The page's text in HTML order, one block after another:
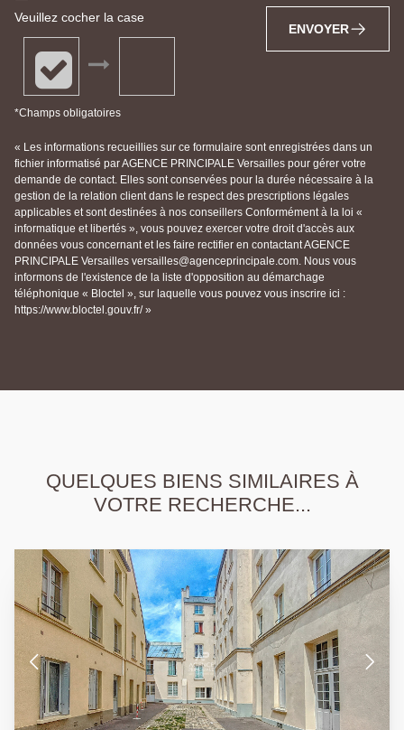
Veuillez cocher la case
*Champs obligatoires
ENVOYER
« Les informations recueillies sur ce formulaire sont enregistrées dans un
fichier informatisé par AGENCE PRINCIPALE Versailles pour gérer votre
demande de contact. Elles sont conservées pour la durée nécessaire à la
gestion de la relation client dans le respect des prescriptions légales
applicables et sont destinées à nos conseillers Conformément à la loi «
informatique et libertés », vous pouvez exercer votre droit d'accès aux
données vous concernant et les faire rectifier en contactant AGENCE
PRINCIPALE Versailles versailles@agenceprincipale.com. Nous vous
informons de l'existence de la liste d'opposition au démarchage
téléphonique « Bloctel », sur laquelle vous pouvez vous inscrire ici :
https://www.bloctel.gouv.fr/ »
QUELQUES BIENS SIMILAIRES À
VOTRE RECHERCHE...